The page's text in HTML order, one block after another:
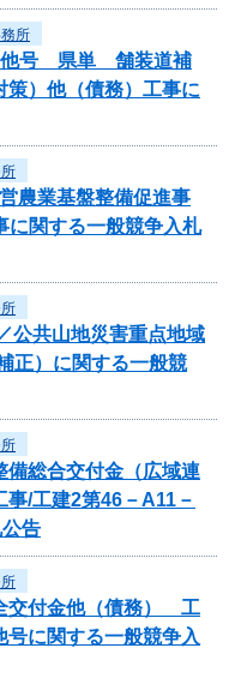
所
2他号 県単 舗装道補
策）他（債務）工事に
農業基盤整備促進事
に関する一般競争入札
公共山地災害重点地域
正）に関する一般競
総合交付金（広域連
/工建2第46－A11－
告
交付金他（債務） 工
に関する一般競争入